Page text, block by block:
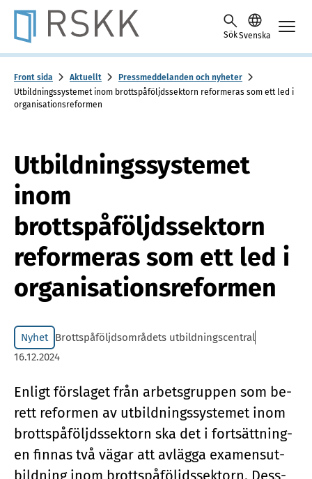
Skip to content -saavutettavuusohje
SökSvenska
Front sida Aktuellt
Pressmeddelanden och nyheter
Utbildningssystemet inom brottspåföljdssektorn reformeras som ett led i
organisationsreformen
Utbildningssystemet
inom
brottspåföljdssektorn
reformeras som ett led i
organisationsreformen
Nyhet
Brottspåföljdsområdets utbildningscentral
16.12.2024
En­ligt för­sla­get från ar­bets­grup­pen som be­
rett re­for­men av ut­bild­nings­sy­ste­met inom
brottspå­följds­sek­torn ska det i fort­sätt­ning­
en fin­nas två vägar att av­läg­ga ex­a­mens­ut­
bild­ning inom brottspå­följds­sek­torn. Dess­